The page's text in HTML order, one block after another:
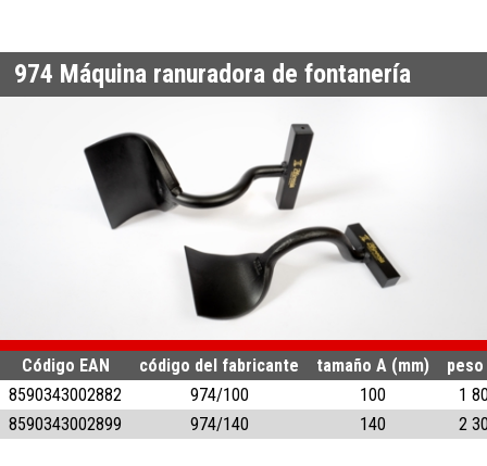
974 Máquina ranuradora de fontanería
Código EAN código del fabricante tamaño A (mm)
8590343002882
974/100 100
1
8590343002899
974/140 140 2